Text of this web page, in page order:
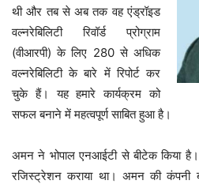
थी और तब से अब तक वह एंड्रॉइड
वल्नरेबिलिटी रिवॉर्ड प्रोग्राम
(वीआरपी) के लिए 280 से अधिक
वल्नरेबिलिटी के बारे में रिपोर्ट कर
चुके हैं। यह हमारे कार्यक्रम को
सफल बनाने में महत्वपूर्ण साबित हुआ है।
अमन ने भोपाल एनआईटी से बीटेक किया
रजिस्ट्रेशन कराया था। अमन की